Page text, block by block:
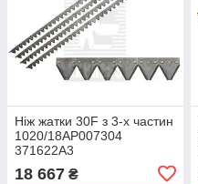
Ніж жатки 30F з 3-х частин
1020/18AP007304
371622A3
18 667 ₴